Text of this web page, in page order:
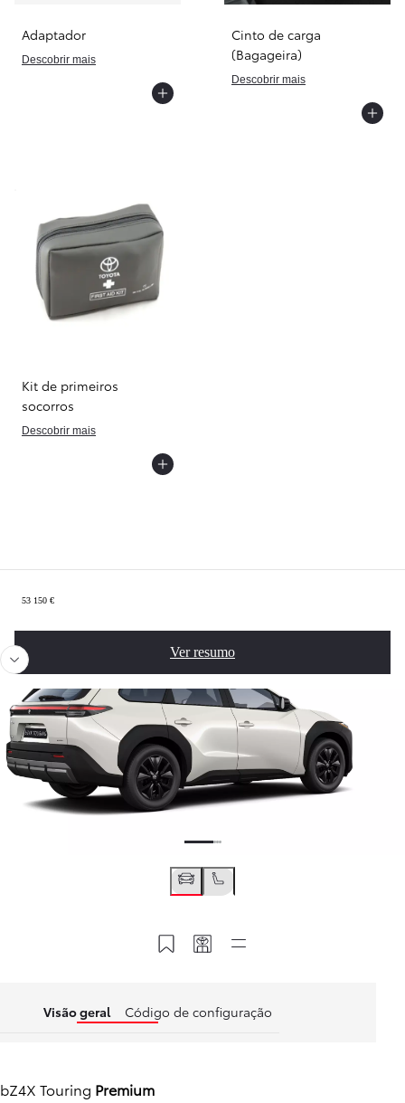
Adaptador
Descobrir mais
Cinto de carga
(Bagageira)
Descobrir mais
Kit de primeiros
socorros
Descobrir mais
53 150 €
Ver resumo
Sumário
Anterior
Guardar no MyTPartilhar o meu código
Visão geral Código de configuração
bZ4X Touring Premium